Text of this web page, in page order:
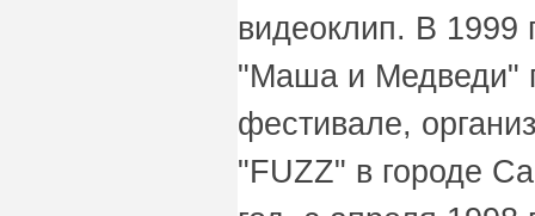
видеоклип. В 1999
"Маша и Медведи"
фестивале,
"FUZZ" в городе